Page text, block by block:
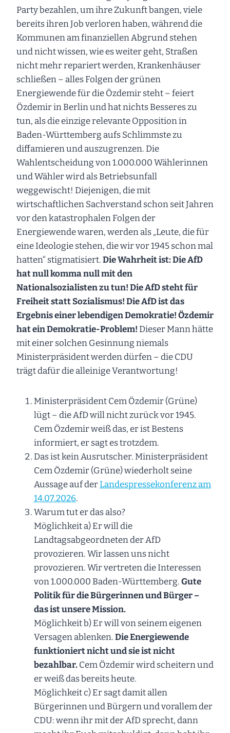
Party bezahlen, um ihre Zukunft bangen, viele
bereits ihren Job verloren haben, während die
Kommunen am finanziellen Abgrund stehen
und nicht wissen, wie es weiter geht, Straßen
nicht mehr repariert werden, Krankenhäuser
schließen – alles Folgen der grünen
Energiewende für die Özdemir steht – feiert
Özdemir in Berlin und hat nichts Besseres zu
tun, als die einzige relevante Opposition in
Baden-Württemberg aufs Schlimmste zu
diffamieren und auszugrenzen. Die
Wahlentscheidung von 1.000.000 Wählerinnen
und Wähler wird als Betriebsunfall
weggewischt! Diejenigen, die mit
wirtschaftlichen Sachverstand schon seit Jahren
vor den katastrophalen Folgen der
Energiewende waren, werden als „Leute, die für
eine Ideologie stehen, die wir vor 1945 schon mal
hatten“ stigmatisiert.Die Wahrheit ist: Die AfD
hat null komma null mit den
Nationalsozialisten zu tun! Die AfD steht für
Freiheit statt Sozialismus! Die AfD ist das
Ergebnis einer lebendigen Demokratie! Özdemir
hat ein Demokratie-Problem!Dieser Mann hätte
mit einer solchen Gesinnung niemals
Ministerpräsident werden dürfen – die CDU
trägt dafür die alleinige Verantwortung!
Ministerpräsident Cem Özdemir (Grüne)
lügt – die AfD will nicht zurück vor 1945.
Cem Özdemir weiß das, er ist Bestens
informiert, er sagt es trotzdem.
Das ist kein Ausrutscher. Ministerpräsident
Cem Özdemir (Grüne) wiederholt seine
Aussage auf derLandespressekonferenz am
14.07.2026.
Warum tut er das also?
Möglichkeit a) Er will die
Landtagsabgeordneten der AfD
provozieren. Wir lassen uns nicht
provozieren. Wir vertreten die Interessen
von 1.000.000 Baden-Württemberg.Gute
Politik für die Bürgerinnen und Bürger –
das ist unsere Mission.
Möglichkeit b) Er will von seinem eigenen
Versagen ablenken.Die Energiewende
funktioniert nicht und sie ist nicht
bezahlbar.Cem Özdemir wird scheitern und
er weiß das bereits heute.
Möglichkeit c) Er sagt damit allen
Bürgerinnen und Bürgern und vorallem der
CDU: wenn ihr mit der AfD sprecht, dann